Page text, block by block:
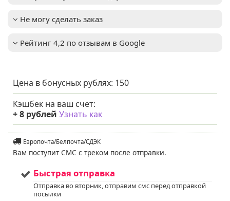
Цвет хвои/листа:
Вид:
белокорая
которая особенно
эффектна зимой
Услуга:
вашим садом. Запись
доступна. Если у вас
свяжитесь с нами для
информации.
Напишите нам в Viber
Не могу сделать заказ
Рейтинг 4,2 по отзывам в Google
Цена в бонусных рублях: 150
Кэшбек на ваш счет:
+8 рублей Узнать как
Европочта/Белпочта/СДЭК
Вам поступит СМС с треком после отправки.
Быстрая отправка
Отправка во вторник, отправим смс перед отправкой
посылки